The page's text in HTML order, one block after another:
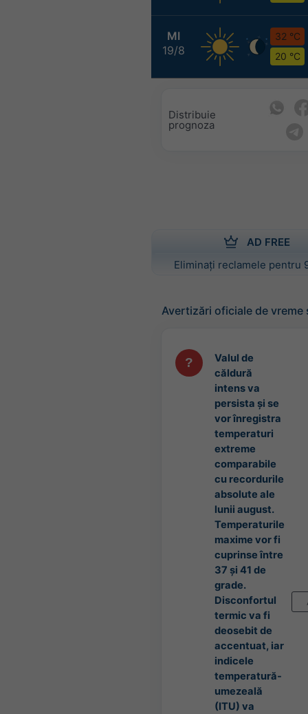
MI
19/8
32 °C
20 °C
Distribuie
prognoza
AD FREE
Eliminați reclamele pentru
Avertizări oficiale de vreme
Valul de
căldură
intens va
persista și se
vor înregistra
temperaturi
extreme
comparabile
cu recordurile
absolute ale
lunii august.
Temperaturile
maxime vor fi
cuprinse între
37 și 41 de
grade.
Disconfortul
termic va fi
deosebit de
accentuat, iar
indicele
temperatură-
umezeală
(ITU) va